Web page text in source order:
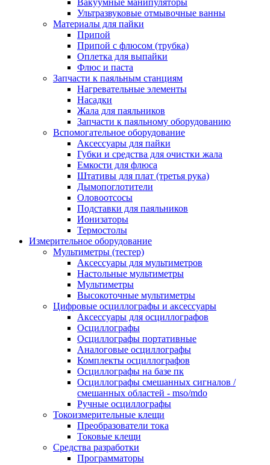
Ультразвуковые отмывочные ванны
Материалы для пайки
Припой
Припой с флюсом (трубка)
Оплетка для выпайки
Флюс и паста
Запчасти к паяльным станциям
Нагревательные элементы
Насадки
Жала для паяльников
Запчасти к паяльному оборудованию
Вспомогательное оборудование
Аксессуары для пайки
Губки и средства для очистки жала
Емкости для флюса
Штативы для плат (третья рука)
Дымопоглотители
Оловоотсосы
Подставки для паяльников
Ионизаторы
Термостолы
Измерительное оборудование
Мультиметры (тестер)
Аксессуары для мультиметров
Настольные мультиметры
Мультиметры
Высокоточные мультиметры
Цифровые осциллографы и аксессуары
Аксессуары для осциллографов
Осциллографы
Осциллографы портативные
Аналоговые осциллографы
Комплекты осциллографов
Осциллографы на базе пк
Осциллографы смешанных сигналов /
смешанных областей - mso/mdo
Ручные осциллографы
Токоизмерительные клещи
Преобразователи тока
Токовые клещи
Средства разработки
Программаторы